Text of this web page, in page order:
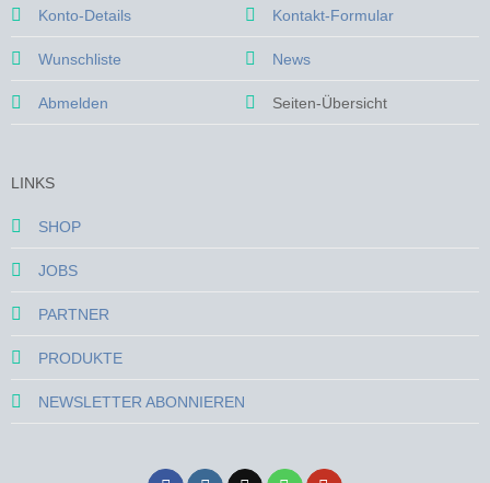
Konto-Details
Wunschliste
Abmelden
Kontakt-Formular
News
Seiten-Übersicht
LINKS
SHOP
JOBS
PARTNER
PRODUKTE
NEWSLETTER ABONNIEREN